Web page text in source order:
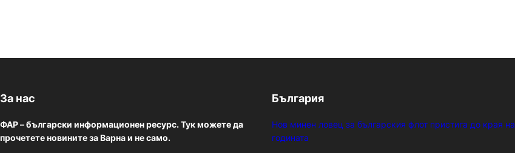
За нас
ФАР – български информационен ресурс. Тук можете да
прочетете новините за Варна и не само.
България
Нов минен ловец за българския флот пристига до края на
годината